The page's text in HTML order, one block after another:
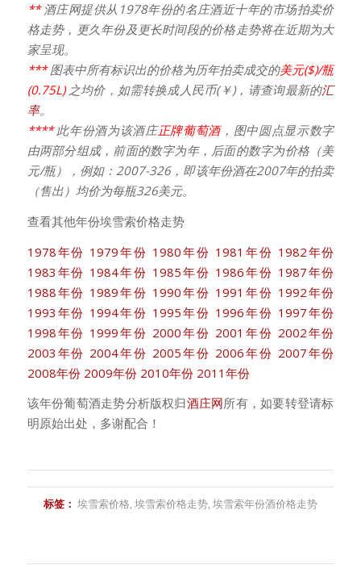
** 酒庄网提供从1978年份的名庄酒近十年的市场拍卖价
格走势，更久年份及更长时间段的价格走势将在近期为大
家呈现。
***图表中所有标识出的价格为历年拍卖成交的美元($)/瓶
(0.75L)之均价，如需转换成人民币(￥)，请查询最新的汇
率。
****此年份酒为该酒庄正牌葡萄酒，图中圆点显示数字
由两部分组成，前面的数字为年，后面的数字为价格（美
元/瓶），例如：2007-326，即该年份酒在2007年的拍卖
（售出）均价为每瓶326美元。
查看其他年份埃雪索价格走势
1978年份 1979年份 1980年份 1981年份 1982年份
1983年份 1984年份 1985年份 1986年份 1987年份
1988年份 1989年份 1990年份 1991年份 1992年份
1993年份 1994年份 1995年份 1996年份 1997年份
1998年份 1999年份 2000年份 2001年份 2002年份
2003年份 2004年份 2005年份 2006年份 2007年份
2008年份 2009年份 2010年份 2011年份
该年份葡萄酒走势分析版权归酒庄网所有，如要转登请标
明原始出处，多谢配合！
标签： 埃雪索价格,埃雪索价格走势,埃雪索年份酒价格走势